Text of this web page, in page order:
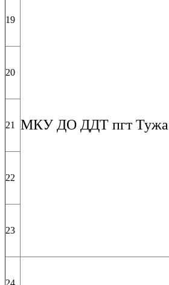
19
МКУ ДО ДДТ пгт Тужа
20
21
22
23